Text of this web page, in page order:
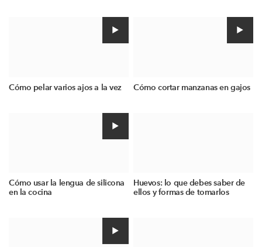
Cómo pelar varios ajos a la vez Cómo cortar manzanas en gajos
Cómo usar la lengua de silicona
en la cocina
Huevos: lo que debes saber de
ellos y formas de tomarlos